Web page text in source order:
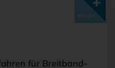
für Breitband-